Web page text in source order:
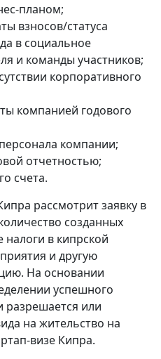
планом;
взносов/статуса
в социальное
и команды участников;
корпоративного
компанией годового
компании;
отчетностью;
счета.
рассмотрит заявку в
созданных
в кипрской
и другую
На основании
успешного
разрешается или
на жительство на
визе Кипра.